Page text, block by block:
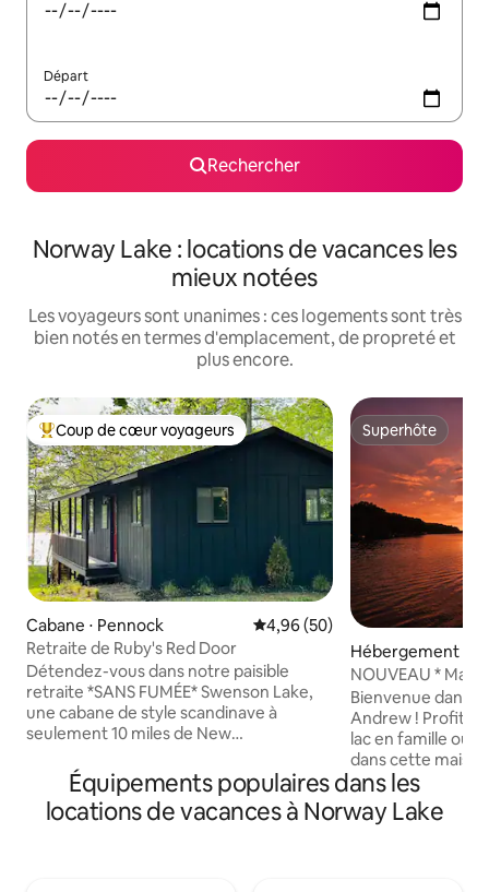
Départ
Rechercher
Norway Lake : locations de vacances les
mieux notées
Les voyageurs sont unanimes : ces logements sont très
bien notés en termes d'emplacement, de propreté et
plus encore.
Coups de cœur voyageurs les plus appréciés
Coup de cœur voyageurs
Cabane ⋅ Pennock Évaluation moyenne sur la
4,96 (50)
Retraite de Ruby's Red Door
Détendez-vous dans notre paisible
retraite *SANS FUMÉE* Swenson Lake,
une cabane de style scandinave à
seulement 10 miles de New
bord de lac privé avec quai. La cuisine/le
salon/la salle à manger offrent une vue
imprenable sur le lac, un poêle à bois
Superhôte
Superhôte
Hébergement ⋅
NOUVEAU *
du lac avec 5
jeux/salle de sport
Bienvenue dans
Andrew ! Profitez
lac en famille ou
dans cette
ouverte toute
Andrew à New
Minnesota. 5 chambres (3 lits King Size,
Équipements populaires dans les
locations de vacances à Norway Lake